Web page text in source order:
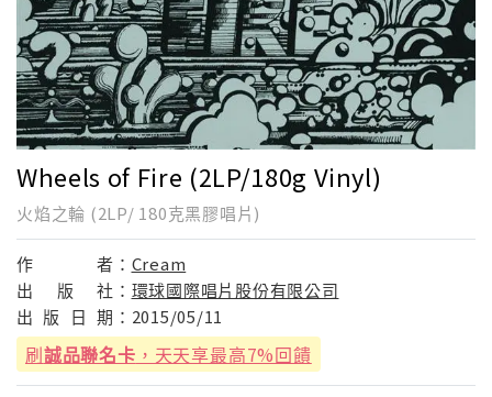
Wheels of Fire (2LP/180g Vinyl)
火焰之輪 (2LP/ 180克黑膠唱片)
作 者： Cream
出
版 社： 環球國際唱片股份有限公司
出 版 日 期： 2015/05/11
刷誠品聯名卡 ，天天享最高7%回饋